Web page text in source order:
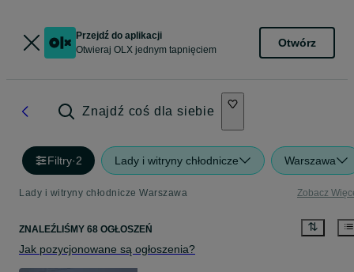
Przejdź do aplikacji
Otwieraj OLX jednym tapnięciem
Otwórz
Znajdź coś dla siebie
Filtry·2 Lady i witryny chłodnicze Warszawa
Lady i witryny chłodnicze Warszawa Zobacz
ZNALEŹLIŚMY 68 OGŁOSZEŃ
Jak pozycjonowane są ogłoszenia?